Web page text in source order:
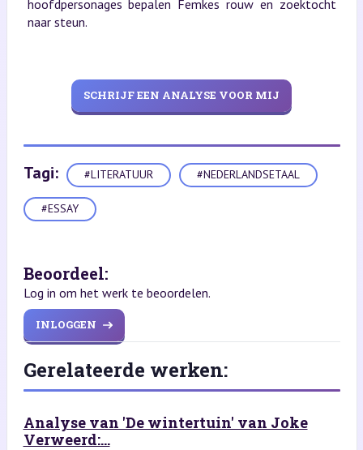
hoofdpersonages bepalen Femkes rouw en zoektocht
naar steun.
SCHRIJF EEN ANALYSE VOOR MIJ
Tagi: #LITERATUUR #NEDERLANDSETAAL
#ESSAY
Beoordeel:
Log in om het werk te beoordelen.
INLOGGEN
Gerelateerde werken:
Analyse van 'De wintertuin' van Joke
Verweerd:...